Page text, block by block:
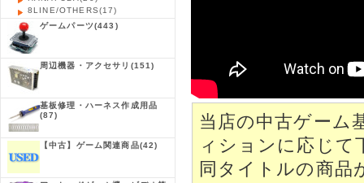
8LINE/OTHERS(17)
ゲームパーツ(443)
周辺機器・アクセサリ (151)
基板修理・ハーネス作成用品
(87)
【中古】ゲーム関連商品(42)
当店の中古ゲーム
ィションに応じて
同タイトルの商品